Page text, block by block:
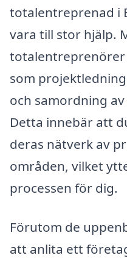
totalentreprenad i
vara till stor hjälp.
som
och samordning
Detta innebär att
deras nätverk av
områden, vilket
processen för dig.
Förutom de
att anlita ett